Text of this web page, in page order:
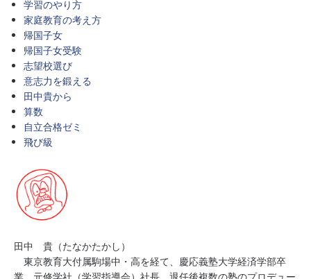
学習のやり方
家庭教育の考え方
帰国子女
帰国子女受験
志望校選び
意志力を鍛える
田中貴から
算数
自立合格ゼミ
飛び級
田中 貴（たなかたかし）
東京教育大付属駒場中・高を経て、慶応義塾大学経済学部卒